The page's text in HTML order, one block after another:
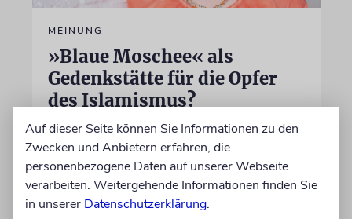
MEINUNG
»Blaue Moschee« als
Gedenkstätte für die Opfer
des Islamismus?
Nach der Schließung des eng mit dem
iranischen Regime verflochtenen »Islamischen
Zentrums Hamburg« wird über die künftige
Nutzung des Ortes diskutiert
Auf dieser Seite können Sie Informationen zu den
Zwecken und Anbietern erfahren, die
personenbezogene Daten auf unserer Webseite
verarbeiten. Weitergehende Informationen finden Sie
in unserer Datenschutzerklärung.